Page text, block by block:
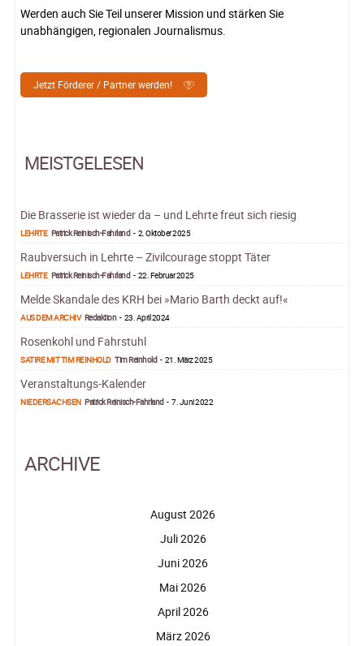
Werden auch Sie Teil unserer Mission und stärken Sie
unabhängigen, regionalen Journalismus.
Jetzt Förderer / Partner werden!
MEISTGELESEN
Die Brasserie ist wieder da – und Lehrte freut sich riesig
LEHRTE Patrick Reinisch-Fahrland - 2. Oktober 2025
Raubversuch in Lehrte – Zivilcourage stoppt Täter
LEHRTE Patrick Reinisch-Fahrland - 22. Februar 2025
Melde Skandale des KRH bei »Mario Barth deckt auf!«
AUS DEM ARCHIV Redaktion - 23. April 2024
Rosenkohl und Fahrstuhl
SATIRE MIT TIM REINHOLD Tim Reinhold - 21. März 2025
Veranstaltungs-Kalender
NIEDERSACHSEN Patrick Reinisch-Fahrland - 7. Juni 2022
ARCHIVE
August 2026
Juli 2026
Juni 2026
Mai 2026
April 2026
März 2026